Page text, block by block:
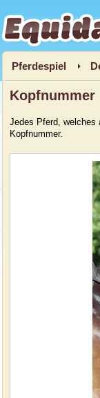
Equidan
Pferdespiel
Kopfnummer
Jedes Pferd, welches
Kopfnummer.